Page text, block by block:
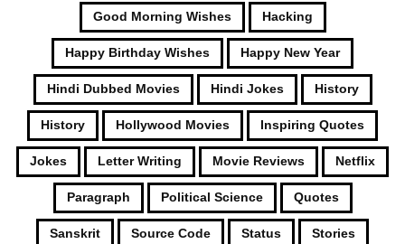
Good Morning Wishes Hacking
Happy Birthday Wishes Happy New Year
Hindi Dubbed Movies Hindi Jokes History
History Hollywood Movies Inspiring Quotes
Jokes Letter Writing Movie Reviews Netflix
Paragraph Political Science Quotes
Sanskrit Source Code Status Stories